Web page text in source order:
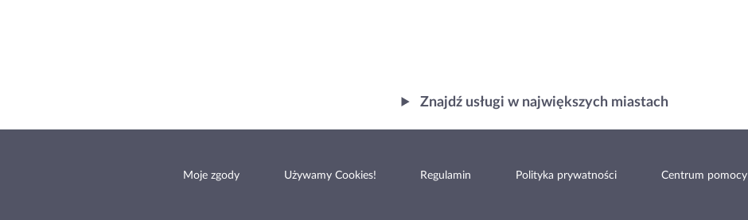
Znajdź usługi w największych miastach
Moje zgody Używamy Cookies! Regulamin Polityka prywatności Centrum pomocy